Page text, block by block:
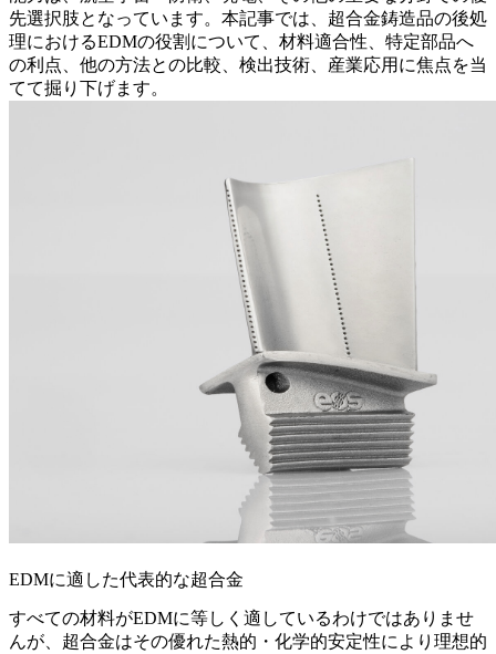
先選択肢となっています。本記事では、超合金鋳造品の後処
理におけるEDMの役割について、材料適合性、特定部品へ
の利点、他の方法との比較、検出技術、産業応用に焦点を当
てて掘り下げます。
EDMに適した代表的な超合金
すべての材料がEDMに等しく適しているわけではありませ
んが、超合金はその優れた熱的・化学的安定性により理想的